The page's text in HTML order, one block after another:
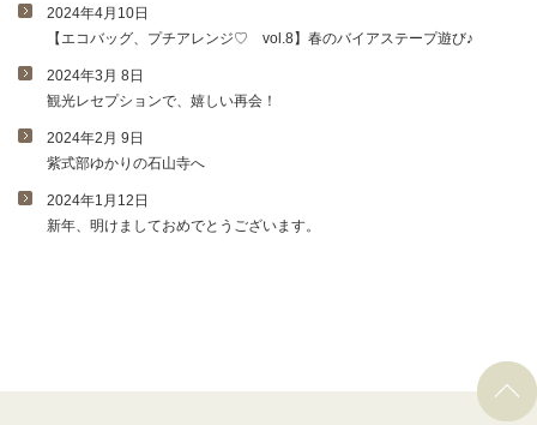
2024年4月10日
【エコバッグ、プチアレンジ♡ vol.8】春のバイアステープ遊び♪
2024年3月 8日
観光レセプションで、嬉しい再会！
2024年2月 9日
紫式部ゆかりの石山寺へ
2024年1月12日
新年、明けましておめでとうございます。